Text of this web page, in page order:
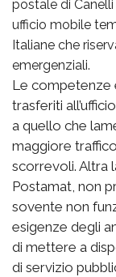
postale di
ufficio mobile
Italiane che
emergenziali.
Le competenze
trasferiti
a quello che
maggiore
scorrevoli. Altra
Postamat, non
sovente non
esigenze degli
di mettere a
di servizio